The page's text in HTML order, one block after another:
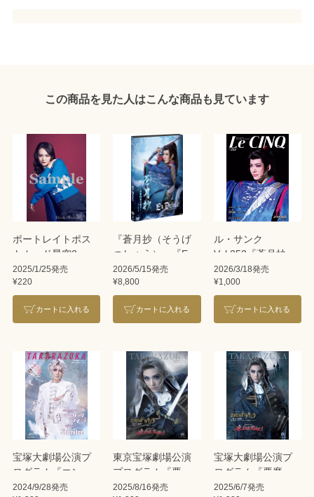
この商品を見た人はこんな商品も見ています
ポートレイトポス
トカード星空2
2025/1/25発売
¥220
カートに入れる
『蒼月抄（そうげ
つしょう）』『EL
DESEO（エル・デ
セーオ）』
2026/5/15発売
¥8,800
カートに入れる
ル・サンク
Vol.253『蒼月抄』
『EL DESEO』＜花
組＞
2026/3/18発売
¥1,000
カートに入れる
宝塚大劇場公演プ
ログラム『エンジ
ェリックライ』
2024/9/28発売
東京宝塚劇場公演
プログラム『悪魔
城ドラキュラ』
2025/8/16発売
宝塚大劇場公演プ
ログラム『悪魔城
ドラキュラ』『愛,
2025/6/7発売